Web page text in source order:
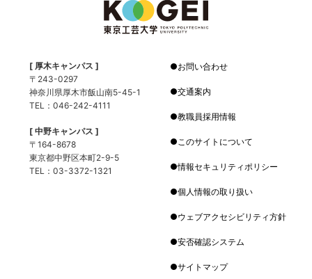
[ 厚木キャンパス ]
〒243-0297
神奈川県厚木市飯山南5-45-1
TEL：046-242-4111
[ 中野キャンパス ]
〒164-8678
東京都中野区本町2-9-5
TEL：03-3372-1321
お問い合わせ
交通案内
教職員採用情報
このサイトについて
情報セキュリティポリシー
個人情報の取り扱い
ウェブアクセシビリティ方針
安否確認システム
サイトマップ